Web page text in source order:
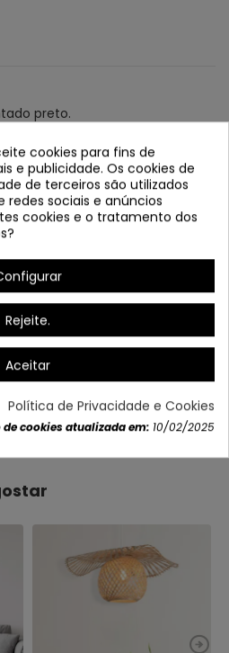
preto.
do produto
cookies para fins de
e publicidade. Os cookies de
de terceiros são utilizados
redes sociais e anúncios
cookies e o tratamento dos
Rejeite.
Aceitar
Política de Privacidade e Cookies
de cookies atualizada em: 10/02/2025